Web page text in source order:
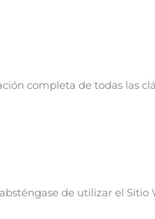
completa de todas las
de utilizar el Sitio